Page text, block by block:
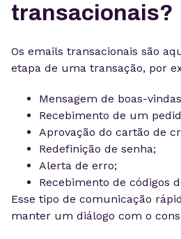
transacionais?
Os emails transacionais são
etapa de uma transação, por
Mensagem de boas-
Recebimento de um
Aprovação do cartão de
Redefinição de senha;
Alerta de erro;
Recebimento de códigos
Esse tipo de comunicação
manter um diálogo com o